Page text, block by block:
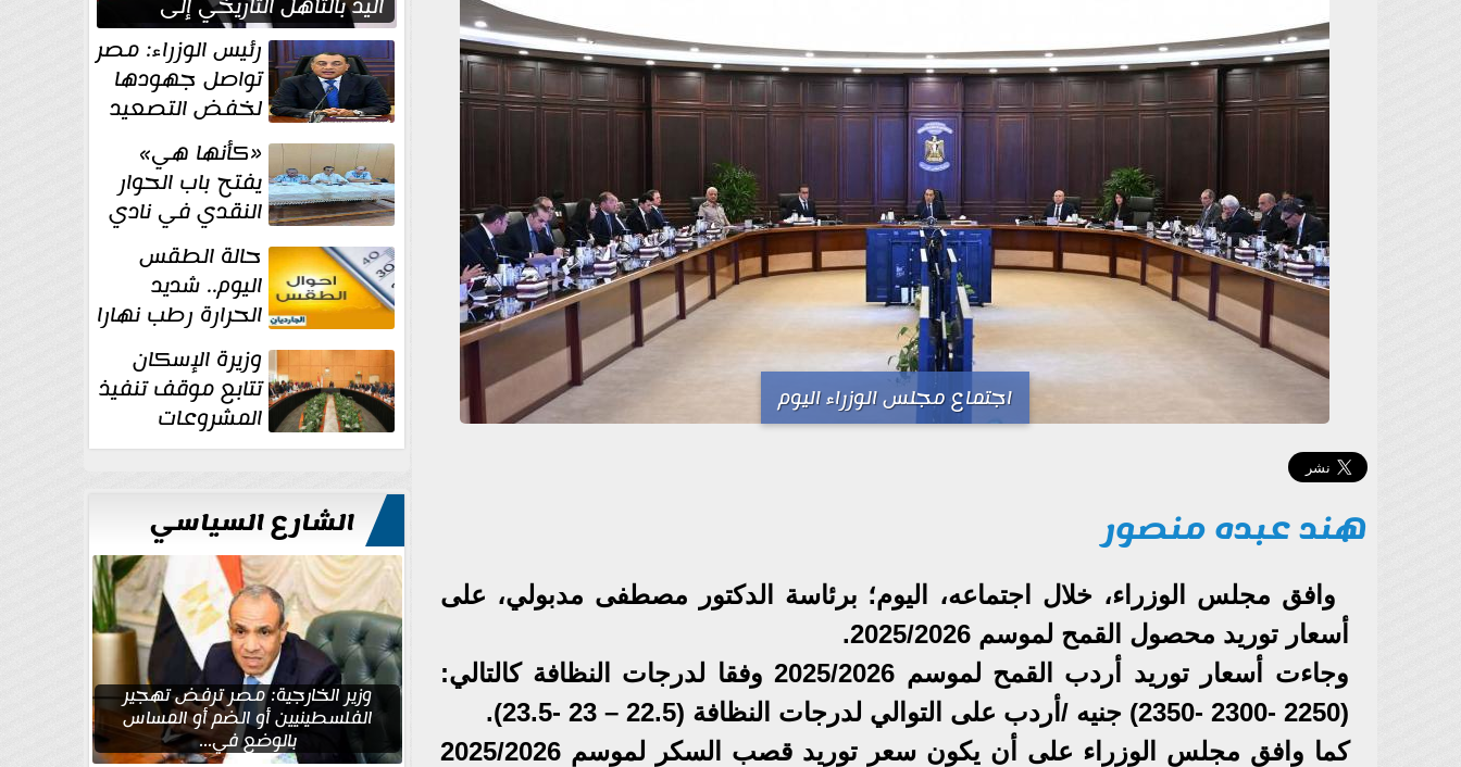
اجتماع مجلس الوزراء اليوم
هند عبده منصور
وافق مجلس الوزراء، خلال اجتماعه، اليوم؛ برئاسة الدكتور مصطفى مدبولي، على
أسعار توريد محصول القمح لموسم 2025/2026.
وجاءت أسعار توريد أردب القمح لموسم 2025/2026 وفقا لدرجات النظافة كالتالي:
(2250 -2300 -2350) جنيه /أردب على التوالي لدرجات النظافة (22.5 – 23 -23.5).
كما وافق مجلس الوزراء على أن يكون سعر توريد قصب السكر لموسم 2025/2026
نصف نهائي كأس العالم
رئيس الوزراء: مصر
تواصل جهودها
لخفض التصعيد
والحفاظ على
الاستقرار الإقليمي«كأنها هي»
يفتح باب الحوار
النقدي في نادي
أدب مصر الجديدة
حالة الطقس
اليوم.. شديد
الحرارة رطب نهارا
مائل للحرارة رطب
ليلا.. و... وزيرة الإسكان
تتابع موقف تنفيذ
المشروعات
والخطة
للتعميرالشارع السياسي
وزير الخارجية: مصر ترفض تهجير
الفلسطينيين أو الضم أو المساس
بالوضع في...